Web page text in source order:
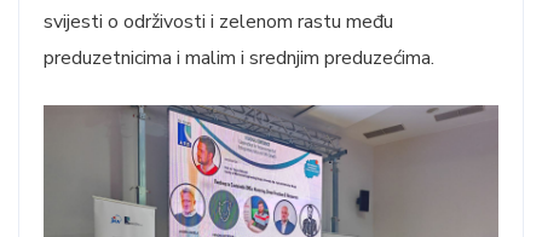
svijesti o održivosti i zelenom rastu među
preduzetnicima i malim i srednjim preduzećima.